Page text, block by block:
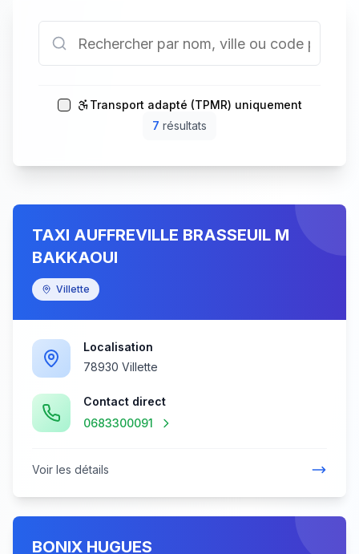
Transport adapté (TPMR) uniquement
7 résultats
TAXI AUFFREVILLE BRASSEUIL M
BAKKAOUI
Villette
Localisation
78930 Villette
Contact direct
0683300091
Voir les détails
BONIX HUGUES